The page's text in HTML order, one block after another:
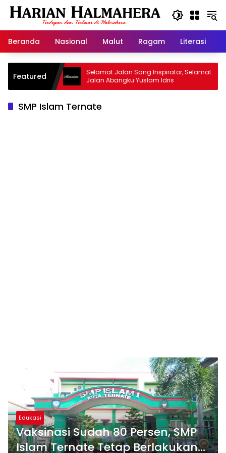
Langsung
Beranda
Nasional Malut Ragam Literasi
Featured
Warisan
Selamat Jalan Sang Inspirator, Selamat
Jalan Abangku Yuslam Idris
SMP Islam Ternate
Edukasi
Vaksinasi Sudah 80 Persen, SMP
Islam Ternate Tetap Berlakukan